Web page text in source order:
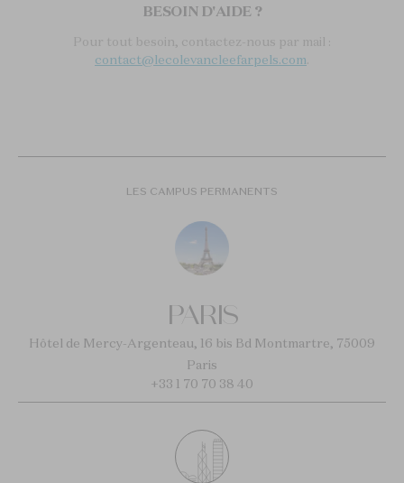
BESOIN D'AIDE ?
Pour tout besoin, contactez-nous par mail :
contact@lecolevancleefarpels.com
LES CAMPUS PERMANENTS
PARIS
Hôtel de Mercy-Argenteau, 16 bis Bd Montmartre, 75009
Paris
+33 1 70 70 38 40